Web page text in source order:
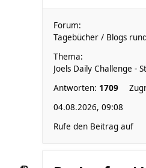
Forum:
Tagebücher / Blogs
Thema:
Joels Daily Challenge -
Antworten: 1709
04.08.2026, 09:08
Rufe den Beitrag auf